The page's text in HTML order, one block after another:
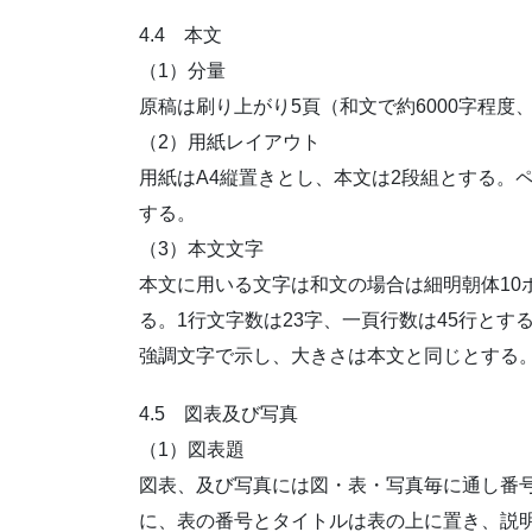
4.4 本文
（1）分量
原稿は刷り上がり5頁（和文で約6000字程度
（2）用紙レイアウト
用紙はA4縦置きとし、本文は2段組とする。
する。
（3）本文文字
本文に用いる文字は和文の場合は細明朝体
る。1行文字数は23字、一頁行数は45行とす
強調文字で示し、大きさは本文と同じとする
4.5 図表及び写真
（1）図表題
図表、及び写真には図・表・写真毎に通し
に、表の番号とタイトルは表の上に置き、説